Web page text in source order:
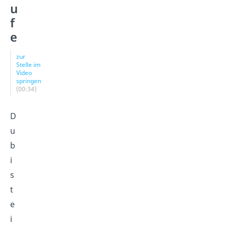
u
f
e
zur
Stelle im
Video
springen
(00:34)
D
u
b
i
s
t
e
i